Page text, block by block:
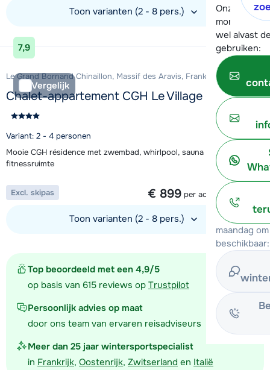
Onze
moment
wel alvast
gebruiken:
maandag
beschikbaar:
Top beoordeeld met een 4,9/5
op basis van 615 reviews op Trustpilot
Persoonlijk advies op maat
door ons team van ervaren reisadviseurs
Meer dan 25 jaar wintersportspecialist
in Frankrijk, Oostenrijk, Zwitserland en Italië
Toon varianten (2 - 8 pers.)
Bekijk accommodatie
7,9
Vergelijk
Le Grand Bornand Chinaillon, Massif des Aravis, Frankrijk
Chalet-appartement CGH Le Village de Lessy
Variant: 2 - 4 personen
Mooie CGH résidence met zwembad, whirlpool, sauna en
fitnessruimte
1 week vanaf
€ 899 per accommodatie
Excl. skipas
Toon varianten (2 - 8 pers.)